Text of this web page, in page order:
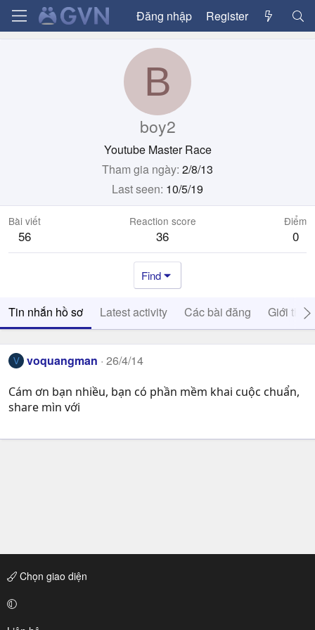
Đăng nhập Register
B
boy2
Youtube Master Race
Tham gia ngày 2/8/13
Last seen 10/5/19
Bài viết
56
Reaction score
36
Điểm
0
Find
Tin nhắn hồ sơ Latest activity Các bài đăng Giới thiệu
V voquangman 26/4/14
Cám ơn bạn nhiều, bạn có phần mềm khai cuộc chuẩn,
share mìn với
Chọn giao diện